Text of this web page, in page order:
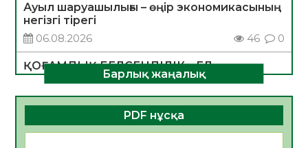
Ауыл шаруашылығы – өңір экономикасының
негізгі тірегі
06.08.2026
46 0
ҚОҒАМДЫҚ БЕЛСЕНДІЛІК – ЕЛ
ДАМУЫНЫҢ НЕГІЗІ
06.08.2026
44 0
ҚҰРЫЛТАЙ САЙЛАУЫ – БОЛАШАҚҚА
Барлық жаңалық
PDF нұсқа